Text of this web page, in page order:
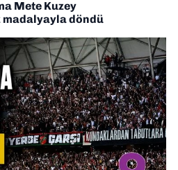
Mete Kuzey
döndü